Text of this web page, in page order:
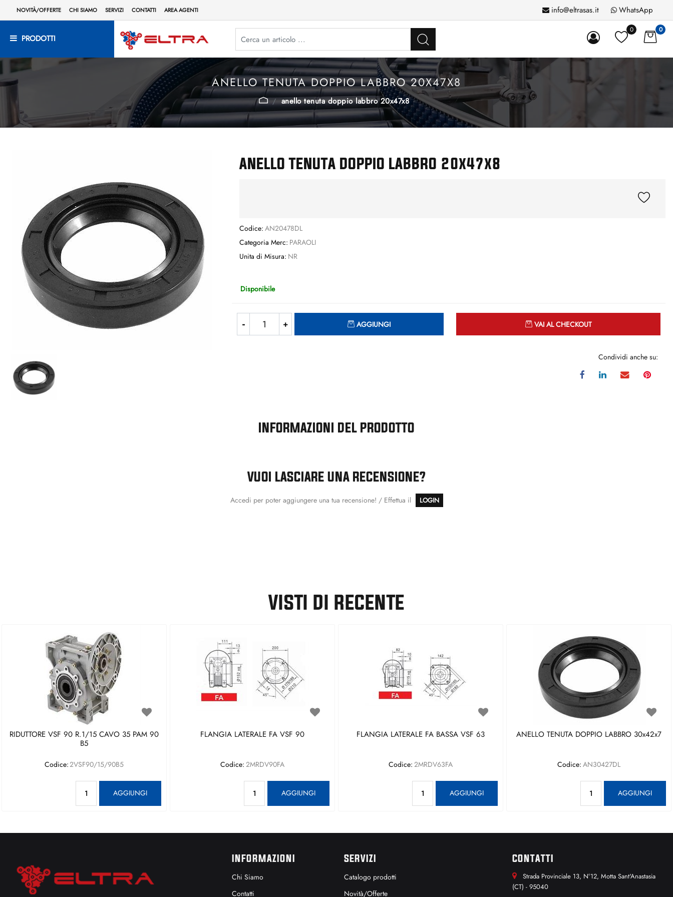
NOVITÀ/OFFERTE CHI SIAMO SERVIZI CONTATTI AREA AGENTI info@eltrasas.it WhatsApp
PRODOTTI
0 0
ANELLO TENUTA DOPPIO LABBRO 20X47X8
anello tenuta doppio labbro 20x47x8
ANELLO TENUTA DOPPIO LABBRO 20x47x8
Codice: AN20478DL
Categoria Merc: PARAOLI
Unita di Misura: NR
Disponibile
AGGIUNGI VAI AL CHECKOUT
Condividi anche su:
INFORMAZIONI DEL PRODOTTO
VUOI LASCIARE UNA RECENSIONE?
Accedi per poter aggiungere una tua recensione! / Effettua il LOGIN
VISTI DI RECENTE
RIDUTTORE VSF 90 R.1/15 CAVO 35 PAM 90
B5
Codice:2VSF90/15/90B5
AGGIUNGI
FLANGIA LATERALE FA VSF 90
Codice: 2MRDV90FA
AGGIUNGI
FLANGIA LATERALE FA BASSA VSF 63
Codice: 2MRDV63FA
AGGIUNGI
ANELLO TENUTA DOPPIO LABBRO 30x42x7
Codice: AN30427DL
AGGIUNGI
INFORMAZIONI
Chi Siamo
Contatti
SERVIZI
Catalogo prodotti
Novità/Offerte
CONTATTI
Strada Provinciale 13, N°12, Motta Sant'Anastasia
(CT) - 95040